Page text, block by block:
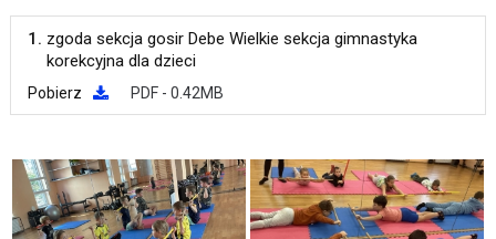
1. zgoda sekcja gosir Debe Wielkie sekcja gimnastyka
korekcyjna dla dzieci
Pobierz PDF - 0.42MB